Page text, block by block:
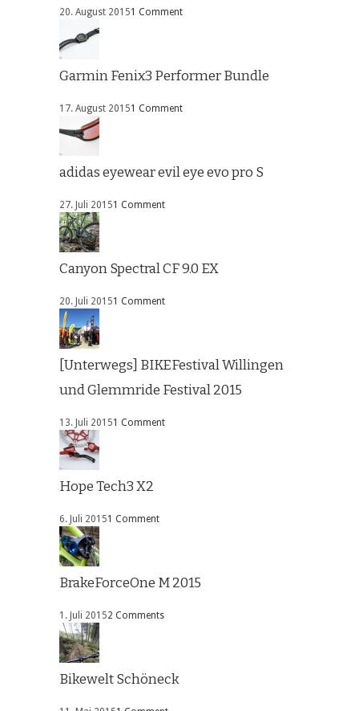
20. August 20151 Comment
Garmin Fenix3 Performer Bundle
17. August 20151 Comment
adidas eyewear evil eye evo pro S
27. Juli 20151 Comment
Canyon Spectral CF 9.0 EX
20. Juli 20151 Comment
[Unterwegs] BIKEFestival Willingen
und Glemmride Festival 2015
13. Juli 20151 Comment
Hope Tech3 X2
6. Juli 20151 Comment
BrakeForceOne M 2015
1. Juli 20152 Comments
Bikewelt Schöneck